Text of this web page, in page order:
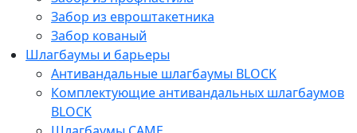
Забор из евроштакетника
Забор кованый
Шлагбаумы и барьеры
Антивандальные шлагбаумы BLOCK
Комплектующие антивандальных шлагбаумов
BLOCK